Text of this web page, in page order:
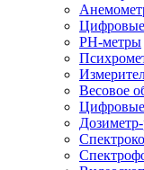
PH-метры
Весовое
Цифровые